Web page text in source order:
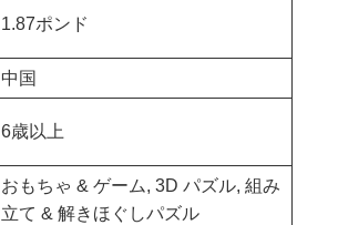
1.87ポンド
中国
6歳以上
おもちゃ & ゲーム, 3D パズル, 組み
立て & 解きほぐしパズル